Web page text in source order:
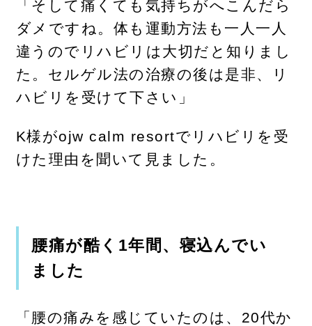
「そして痛くても気持ちがへこんだら
ダメですね。体も運動方法も一人一人
違うのでリハビリは大切だと知りまし
た。セルゲル法の治療の後は是非、リ
ハビリを受けて下さい」
K様がojw calm resortでリハビリを受
けた理由を聞いて見ました。
腰痛が酷く1年間、寝込んでい
ました
「腰の痛みを感じていたのは、20代か